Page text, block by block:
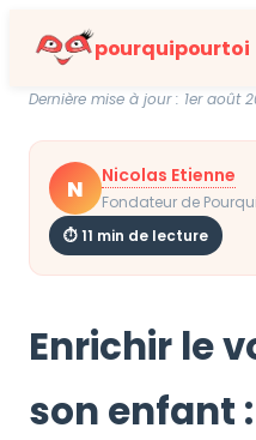
pourquipourtoi
Dernière mise à jour : 1er août
N Nicolas Etienne
Fondateur de
⏱ 11 min de lecture
Enrichir le
son enfant